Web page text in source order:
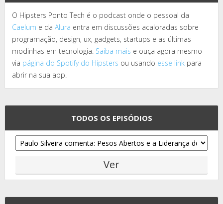
O Hipsters Ponto Tech é o podcast onde o pessoal da
Caelum e da Alura entra em discussões acaloradas sobre
programação, design, ux, gadgets, startups e as últimas
modinhas em tecnologia. Saiba mais e ouça agora mesmo
via página do Spotify do Hipsters ou usando esse link para
abrir na sua app.
TODOS OS EPISÓDIOS